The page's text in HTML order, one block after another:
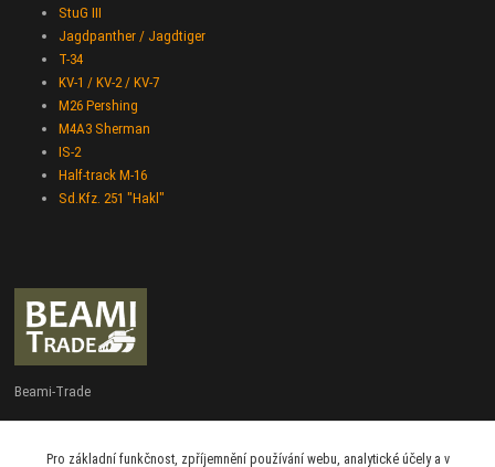
StuG III
Jagdpanther / Jagdtiger
T-34
KV-1 / KV-2 / KV-7
M26 Pershing
M4A3 Sherman
IS-2
Half-track M-16
Sd.Kfz. 251 "Hakl"
Beami-Trade
Pro základní funkčnost, zpříjemnění používání webu, analytické účely a v